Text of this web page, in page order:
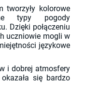
tworzyły kolorowe
typy pogody
Dzięki połączeniu
uczniowie mogli w
językowe
i dobrej atmosfery
się bardzo